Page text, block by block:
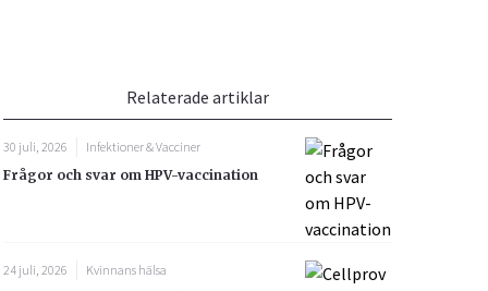
Rökavvänjning
Rörelseapparaten
Sex & Samliv
Sömn & Stress
Relaterade artiklar
30 juli, 2026
Infektioner & Vacciner
Frågor och svar om HPV-vaccination
24 juli, 2026
Kvinnans hälsa